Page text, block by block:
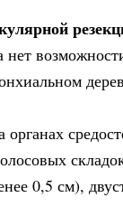
0,5 см),